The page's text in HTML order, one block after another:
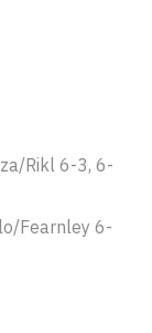
Rikl 6-3, 6-
Fearnley 6-